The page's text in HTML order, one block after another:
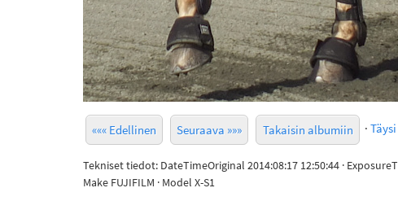
««« Edellinen Seuraava »»» Takaisin albumiin ·
Tekniset tiedot: DateTimeOriginal 2014:08:17 12:50:44 ·
Make FUJIFILM · Model X-S1